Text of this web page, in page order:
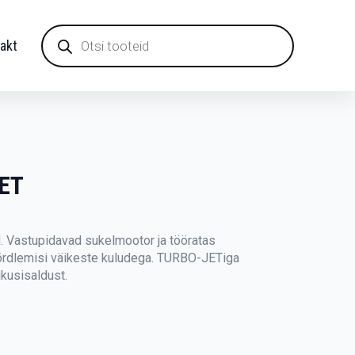
Products
search
Vastupidavad sukelmootor ja tööratas
väikeste kuludega. TURBO-JETiga